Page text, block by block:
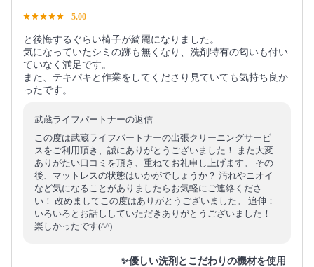
5.00
と後悔するぐらい椅子が綺麗になりました。
気になっていたシミの跡も無くなり、洗剤特有の匂いも付い
ていなく満足です。
また、テキパキと作業をしてくださり見ていても気持ち良か
ったです。
武蔵ライフパートナーの返信
この度は武蔵ライフパートナーの出張クリーニングサービ
スをご利用頂き、誠にありがとうございました！ また大変
ありがたい口コミを頂き、重ねてお礼申し上げます。 その
後、マットレスの状態はいかがでしょうか？ 汚れやニオイ
など気になることがありましたらお気軽にご連絡くださ
い！ 改めましてこの度はありがとうございました。 追伸：
いろいろとお話ししていただきありがとうございました！
楽しかったです(^^)
✨優しい洗剤とこだわりの機材を使用